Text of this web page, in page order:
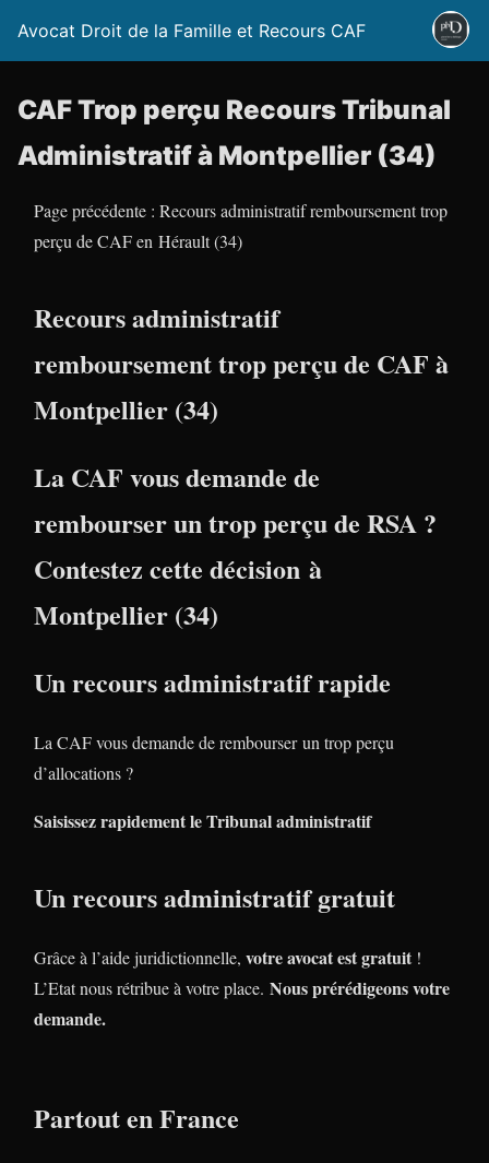
Avocat Droit de la Famille et Recours CAF
CAF Trop perçu Recours Tribunal
Administratif à Montpellier (34)
Page précédente : Recours administratif remboursement trop
perçu de CAF en Hérault (34)
Recours administratif
remboursement trop perçu de CAF à
Montpellier (34)
La CAF vous demande de
rembourser un trop perçu de RSA ?
Contestez cette décision à
Montpellier (34)
Un recours administratif rapide
La CAF vous demande de rembourser un trop perçu
d’allocations ?
Saisissez rapidement le Tribunal administratif
Un recours administratif gratuit
Grâce à l’aide juridictionnelle, votre avocat est gratuit !
L’Etat nous rétribue à votre place. Nous prérédigeons votre
demande.
Partout en France